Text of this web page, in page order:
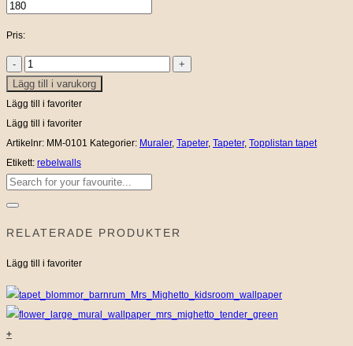
Pris:
Ponies
for
Hollie,
pale
green
mängd
Lägg till i varukorg
Lägg till i favoriter
Lägg till i favoriter
Artikelnr: MM-0101 Kategorier: Muraler, Tapeter, Tapeter, Topplistan tapet
Etikett: rebelwalls
Sök
efter:
RELATERADE PRODUKTER
Lägg till i favoriter
+